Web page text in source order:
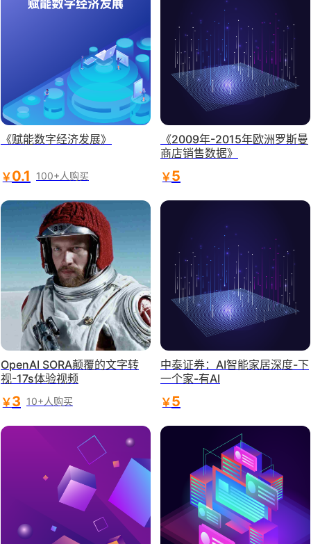
《赋能数字经济发展》
￥0.1 100+人购买
《2009年-2015年欧洲罗斯曼
商店销售数据》
￥5
OpenAI SORA颠覆的文字转
视-17s体验视频
￥3 10+人购买
中泰证券：AI智能家居深度-下
一个家-有AI
￥5